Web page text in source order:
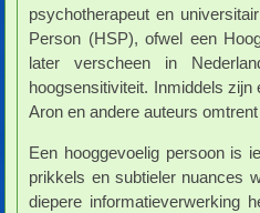
psychotherapeut en
Person (HSP), ofwel een
later verscheen in
hoogsensitiviteit. Inmiddels
Aron en andere auteurs
Een hooggevoelig persoon is
prikkels en subtieler nuances
diepere informatieverwerking